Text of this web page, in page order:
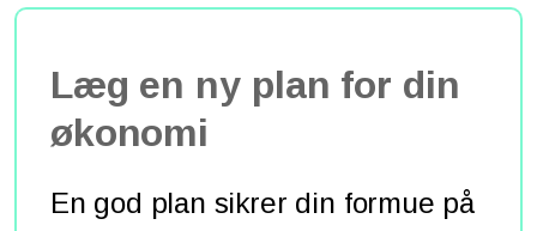
Læg en ny plan for din
økonomi
En god plan sikrer din formue på